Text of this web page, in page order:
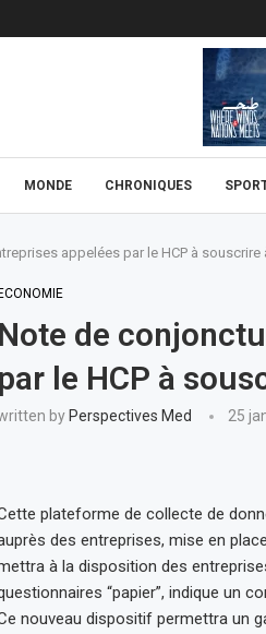
MONDE CHRONIQUES
appelées par le HCP à
ECONOMIE
Note de
par le HCP à
by Perspectives Med 25
plateforme de collecte de
des entreprises, mise en
à la disposition des
“papier”, indique un
nouveau dispositif permettra un